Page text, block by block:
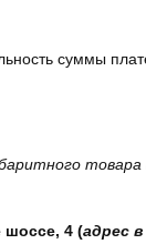
суммы
шоссе, 4 (адрес